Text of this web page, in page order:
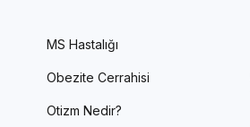
MS Hastalığı
Obezite Cerrahisi
Otizm Nedir?